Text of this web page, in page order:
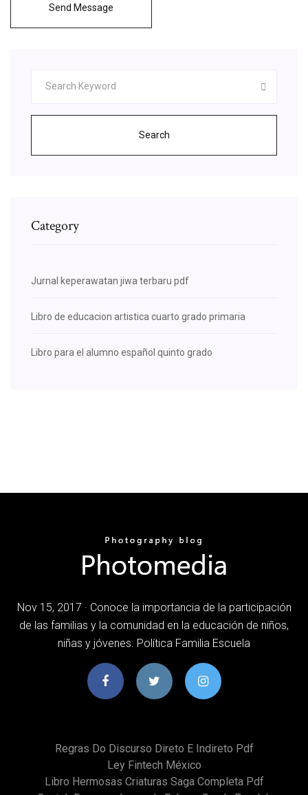
Send Message
Search
Category
Jurnal keperawatan jiwa terbaru pdf
Libro de educacion artistica cuarto grado primaria
Libro para el alumno español quinto grado
Nov 15, 2017 · Conoce la importancia de la participación
de las familias y la comunidad en la educación de niños,
niñas y jóvenes. Política Familia Escuela
Regras Do Discurso Direto E Indireto Pdf
Ley Fintech México
Libro Hermosas Criaturas Saga Completa Pdf